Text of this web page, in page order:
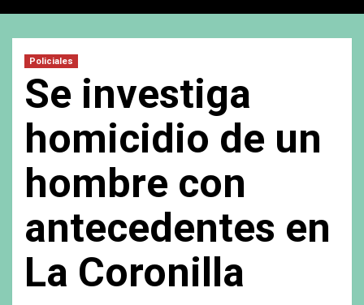
Policiales
Se investiga
homicidio de un
hombre con
antecedentes en
La Coronilla